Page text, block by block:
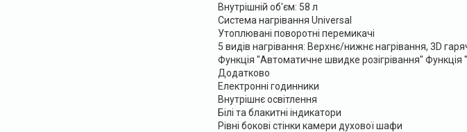
Внутрішній об'єм: 58 л
Система нагрівання Universal
Утоплювані поворотні перемикачі
5 видів нагрівання: Верхнє/нижнє нагрівання, 3D
Функція "Автоматичне швидке розігрівання"
Додатково
Електронні годинники
Внутрішнє освітлення
Білі та блакитні індикатори
Рівні бокові стінки камери духової шафи